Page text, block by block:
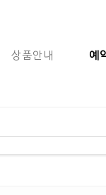
상품안내 예